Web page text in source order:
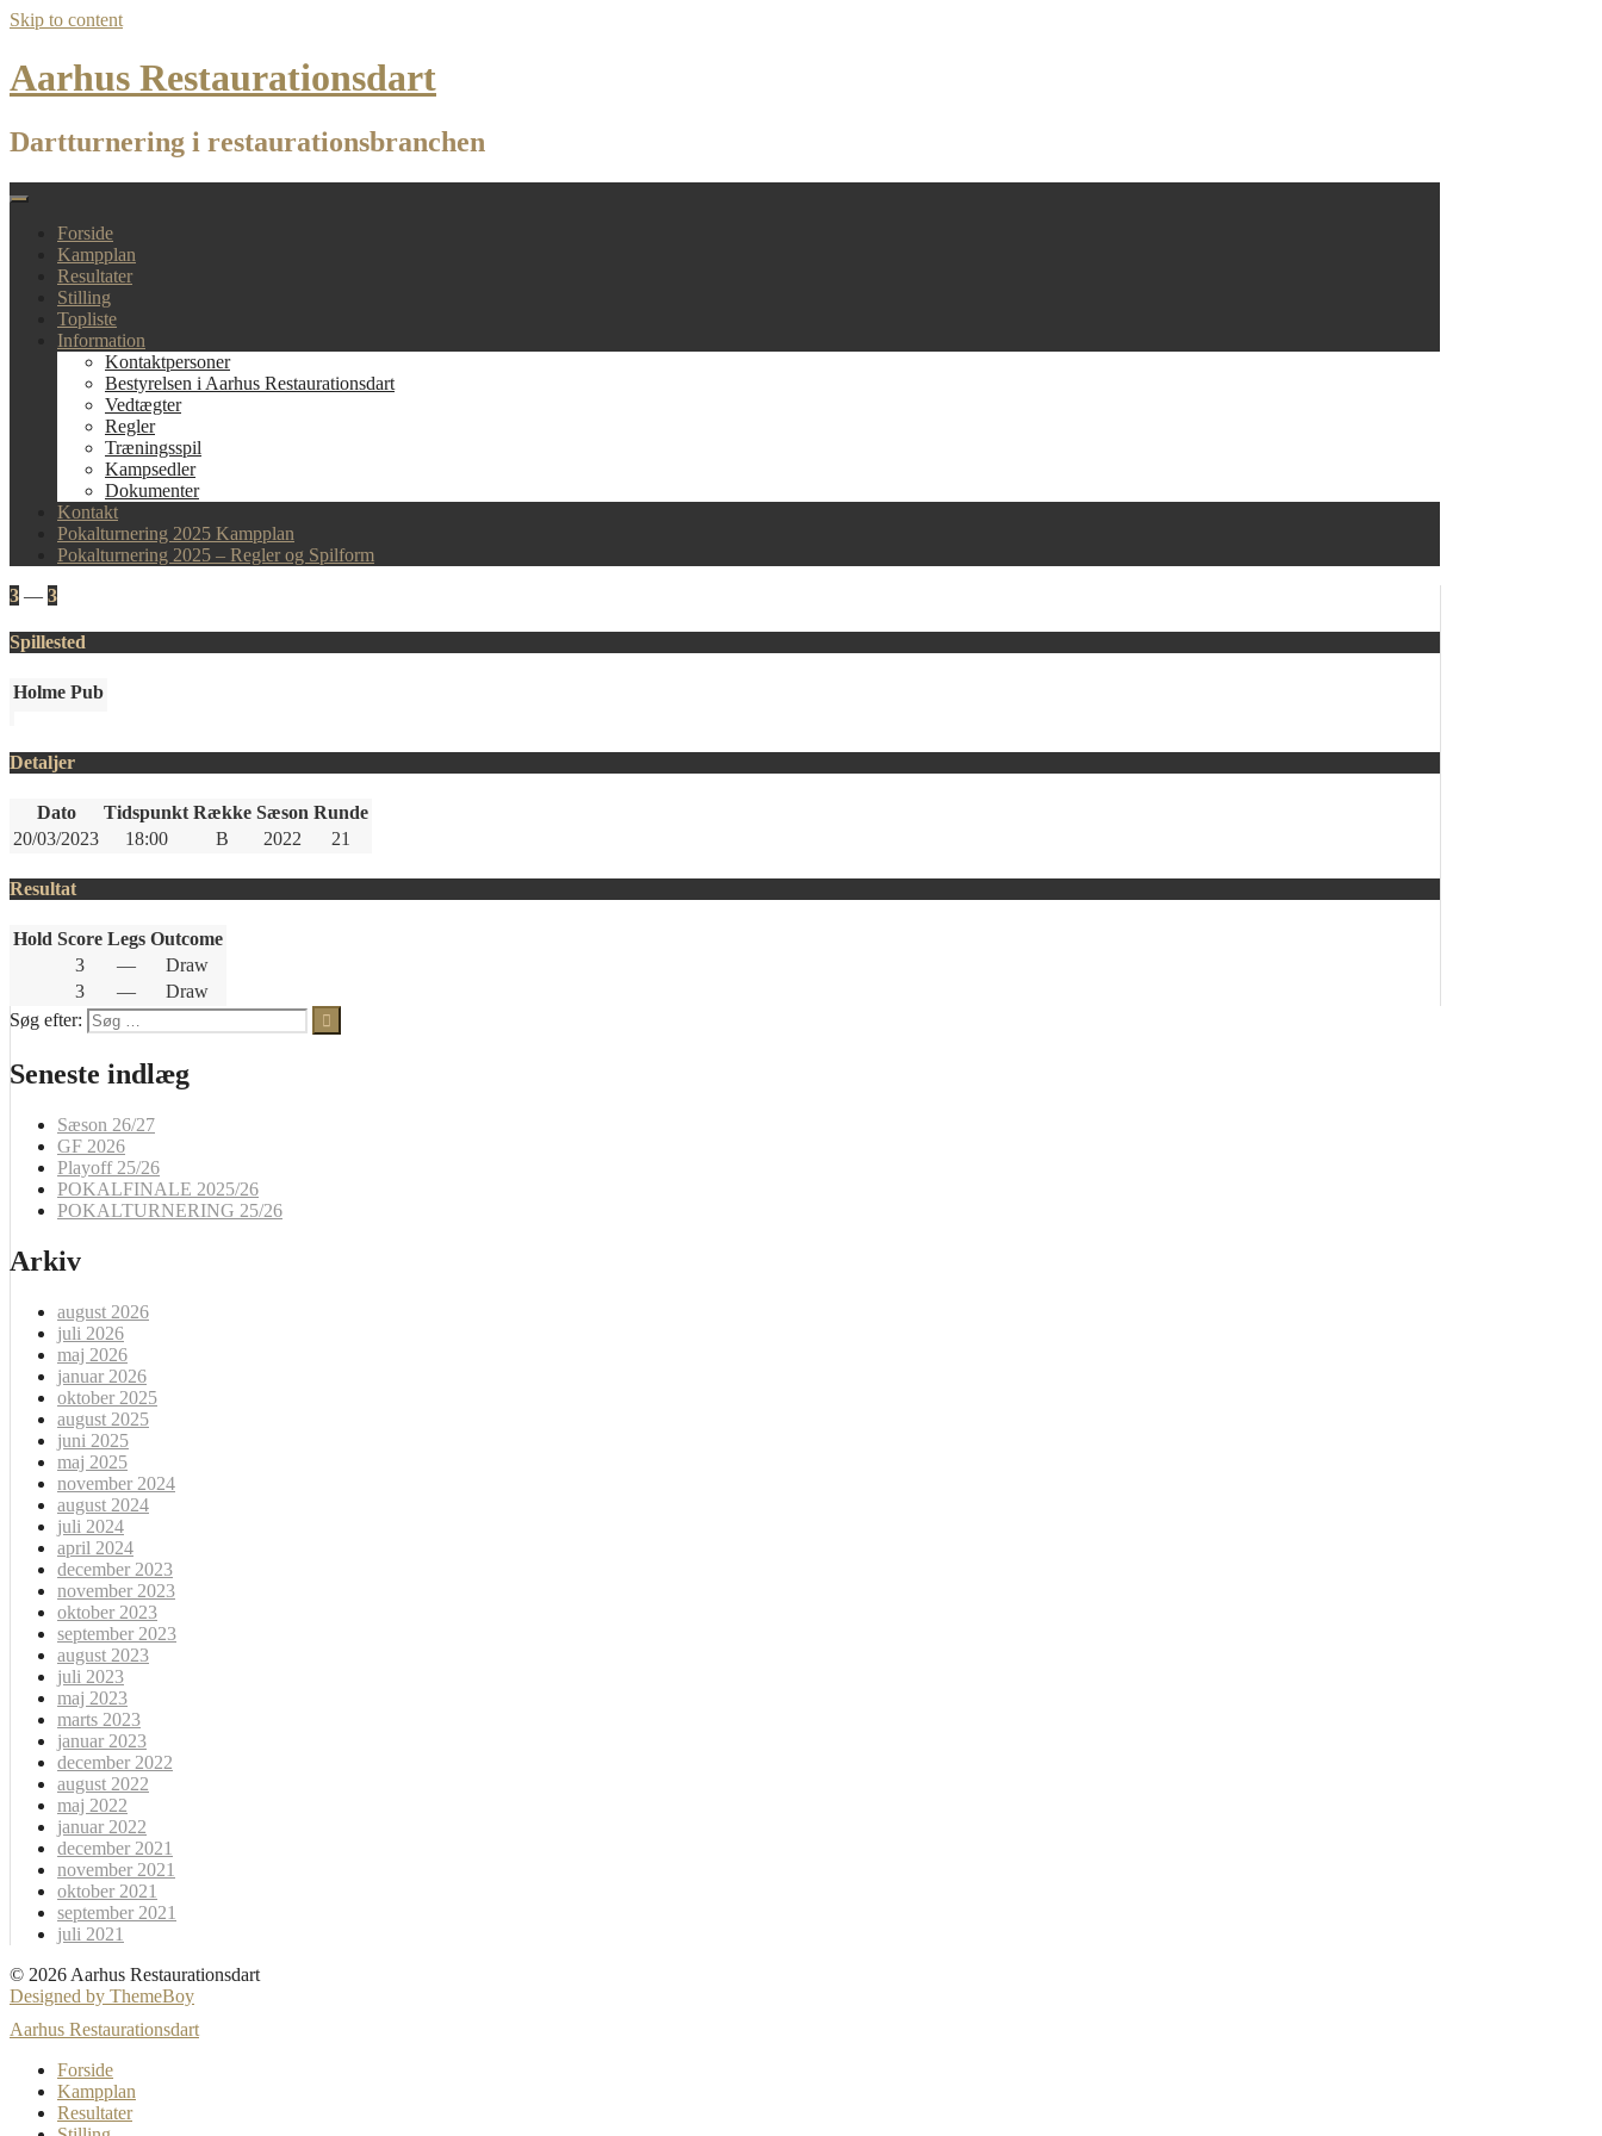
Skip to content
Aarhus Restaurationsdart
Dartturnering i restaurationsbranchen
Forside
Kampplan
Resultater
Stilling
Topliste
Information
Kontaktpersoner
Bestyrelsen i Aarhus Restaurationsdart
Vedtægter
Regler
Træningsspil
Kampsedler
Dokumenter
Kontakt
Pokalturnering 2025 Kampplan
Pokalturnering 2025 – Regler og Spilform
3 — 3
Spillested
Holme Pub
Detaljer
Dato Tidspunkt Række Sæson Runde
20/03/2023
18:00 B 2022 21
Resultat
Hold Score Legs Outcome
3
—
Draw
3
—
Draw
Søg efter:
Seneste indlæg
Sæson 26/27
GF 2026
Playoff 25/26
POKALFINALE 2025/26
POKALTURNERING 25/26
Arkiv
august 2026
juli 2026
maj 2026
januar 2026
oktober 2025
august 2025
juni 2025
maj 2025
november 2024
august 2024
juli 2024
april 2024
december 2023
november 2023
oktober 2023
september 2023
august 2023
juli 2023
maj 2023
marts 2023
januar 2023
december 2022
august 2022
maj 2022
januar 2022
december 2021
november 2021
oktober 2021
september 2021
juli 2021
© 2026 Aarhus Restaurationsdart
Designed by ThemeBoy
Aarhus Restaurationsdart
Forside
Kampplan
Resultater